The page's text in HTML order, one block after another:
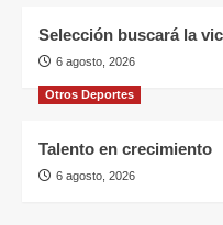
Selección buscará la
6 agosto, 2026
Otros Deportes
Talento en crecimiento
6 agosto, 2026